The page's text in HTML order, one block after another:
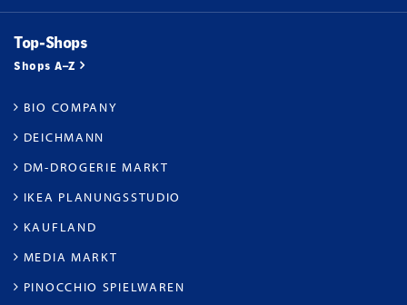
Top-Shops
Shops A–Z
BIO COMPANY
DEICHMANN
DM-DROGERIE MARKT
IKEA PLANUNGSSTUDIO
KAUFLAND
MEDIA MARKT
PINOCCHIO SPIELWAREN